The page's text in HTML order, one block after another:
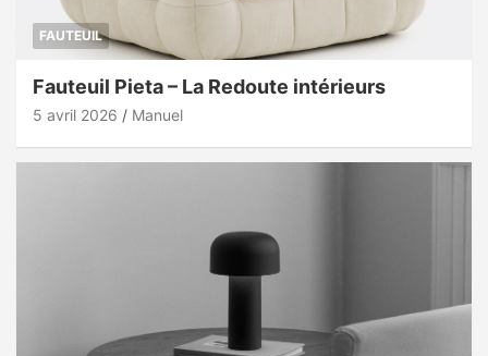
FAUTEUIL
Fauteuil Pieta – La Redoute intérieurs
5 avril 2026 Manuel